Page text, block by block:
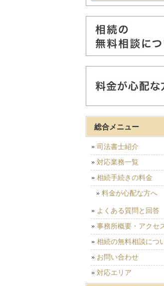
総合メニュー
司法書士紹介
対応業務一覧
相続手続きの料金
料金が心配な方へ
よくある質問と回答
事務所概要・アクセ
相続の無料相談につ
お問い合わせ
対応エリア